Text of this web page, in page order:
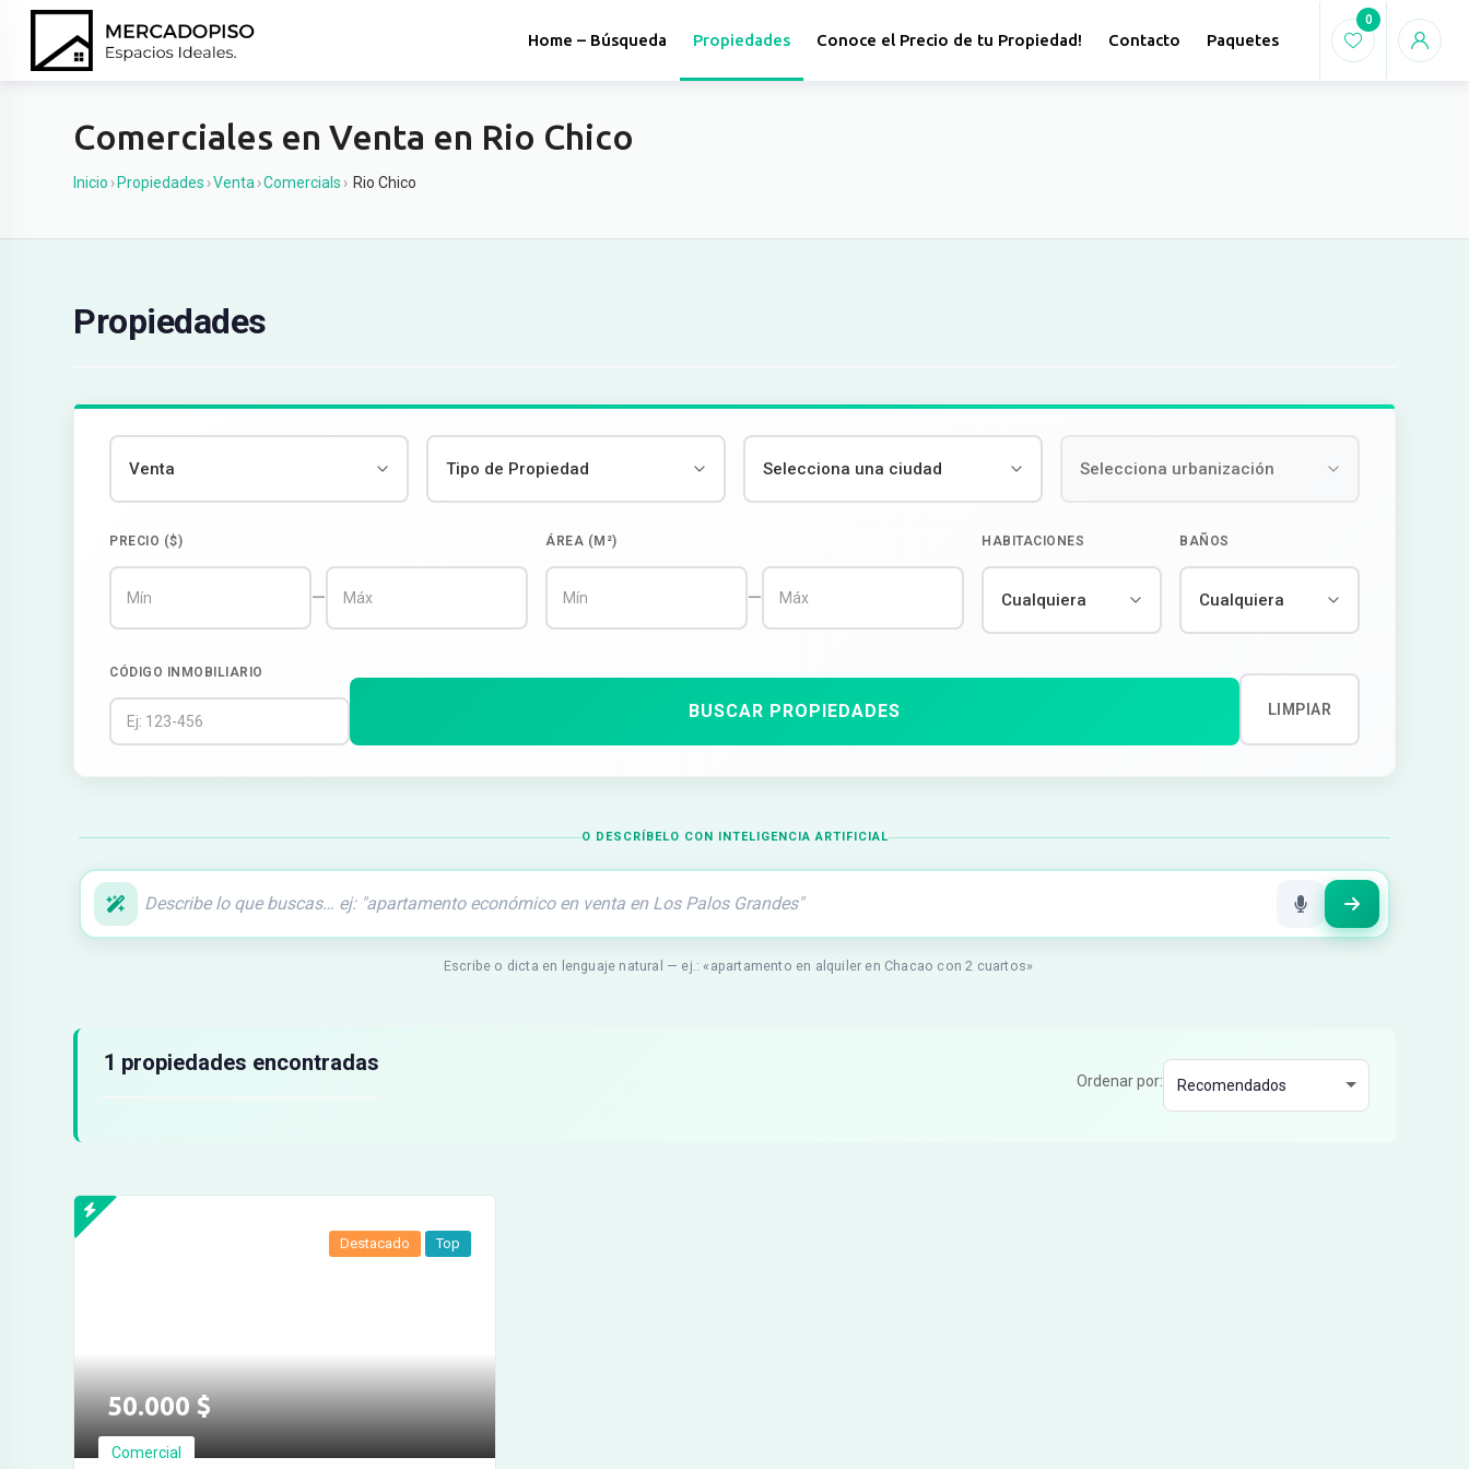
Home – Búsqueda Propiedades Conoce el Precio de tu Propiedad! Contacto Paquetes
0
Comerciales en Venta en Rio Chico
Inicio › Propiedades ›Venta ›Comercials › Rio Chico
Propiedades
PRECIO ($)
—
ÁREA (M²)
—
HABITACIONES BAÑOS
CÓDIGO INMOBILIARIO
BUSCAR PROPIEDADES LIMPIAR
O DESCRÍBELO CON INTELIGENCIA ARTIFICIAL
Escribe o dicta en lenguaje natural — ej.: «apartamento en alquiler en Chacao con 2 cuartos»
Resultados de búsqueda
1 propiedades encontradas
Ordenar por:
50.000$
Comercial
Destacado Top